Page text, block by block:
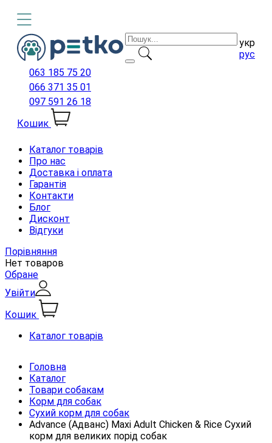
укр
рус
063 185 75 20
066 371 35 01
097 591 26 18
Кошик
Каталог товарів
Про нас
Доставка і оплата
Гарантія
Контакти
Блог
Дисконт
Відгуки
Порівняння
Нет товаров
Обране
Увійти
Кошик
Каталог товарів
Головна
Каталог
Товари собакам
Корм для собак
Сухий корм для собак
Advance (Адванс) Maxi Adult Chicken & Rice Сухий
корм для великих порід собак